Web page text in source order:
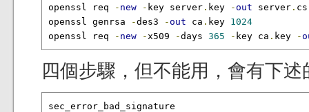
openssl req
- new - key server. key -out server.
openssl genrsa
-des3 -out ca . key 1024
openssl req
- new - x509 -days 365 - key ca . key -
四個步驟，但不能用，會有下述
sec_error_bad_signature